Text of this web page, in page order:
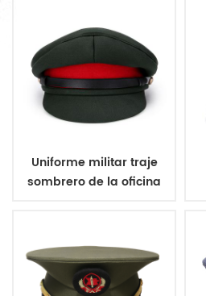
Uniforme militar traje
sombrero de la oficina